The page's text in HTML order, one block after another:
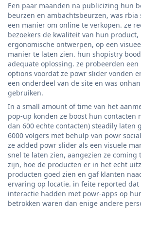
Een paar maanden na publicizing hun
beurzen en ambachtsbeurzen, was rbia
een manier om online te verkopen. ze
bezoekers de kwaliteit van hun
ergonomische ontwerpen, op een
manier te laten zien. hun shopistry
adequate oplossing. ze probeerden
options voordat ze powr slider vonden
een onderdeel van de site en was
gebruiken.
In a small amount of time van het
pop-up konden ze boost hun contacten
dan 600 echte contacten) steadily laten
6000 volgers met behulp van powr
ze added powr slider als een visuele
snel te laten zien, aangezien ze coming
zijn, hoe de producten er in het echt
producten goed zien en gaf klanten
ervaring op locatie. in feite reported dat
interactie hadden met powr-apps op
betrokken waren dan enige andere